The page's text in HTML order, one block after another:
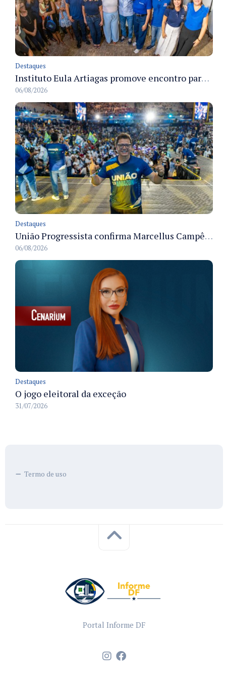
Destaques
Instituto Eula Artiagas promove encontro para discutir melhorias para o bairro Petrópolis
06/08/2026
Destaques
União Progressista confirma Marcellus Campêlo como candidato a deputado estadual
06/08/2026
Destaques
O jogo eleitoral da exceção
31/07/2026
Termo de uso
Portal Informe DF